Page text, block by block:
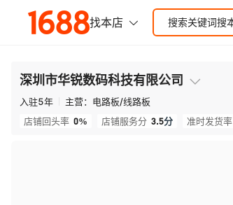
深圳市华锐数码科技有限公司
入驻5年 主营： 电路板/线路板
店铺回头率 0% 店铺服务分 3.5分 准时发货率